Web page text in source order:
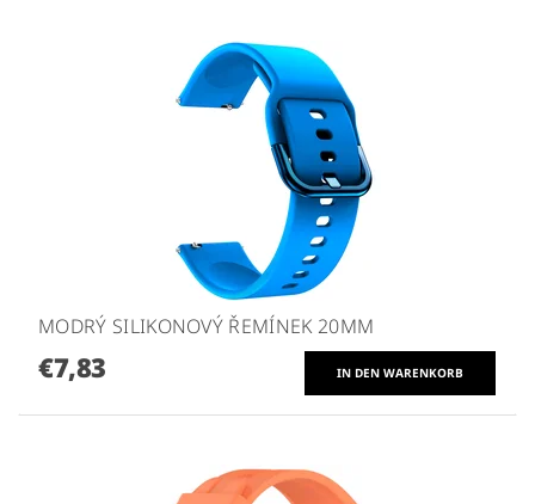
MODRÝ SILIKONOVÝ ŘEMÍNEK 20MM
€7,83